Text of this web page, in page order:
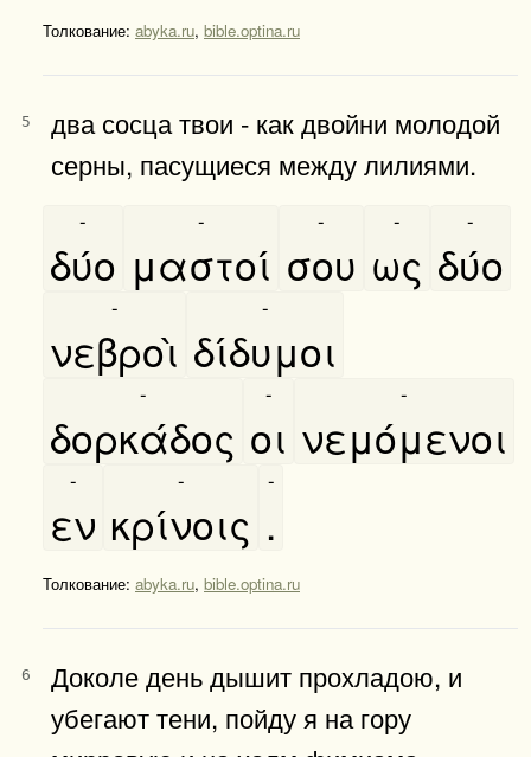
Толкование: abyka.ru, bible.optina.ru
5
два сосца твои - как двойни молодой
серны, пасущиеся между лилиями.
δύο
-
μαστοί
-
σου
-
ως
-
δύο
-
νεβροὶ
-
δίδυμοι
-
δορκάδος
-
οι
-
νεμόμενοι
-
εν
-
κρίνοις
-
.
-
Толкование: abyka.ru, bible.optina.ru
6
Доколе день дышит прохладою, и
убегают тени, пойду я на гору